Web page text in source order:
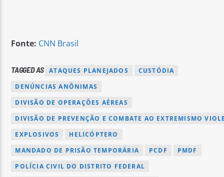
Fonte: CNN Brasil
TAGGED AS ATAQUES PLANEJADOS
CUSTÓDIA
DENÚNCIAS ANÔNIMAS
DIVISÃO DE OPERAÇÕES AÉREAS
DIVISÃO DE PREVENÇÃO E COMBATE AO EXTREMISMO
EXPLOSIVOS
HELICÓPTERO
MANDADO DE PRISÃO TEMPORÁRIA
PCDF
PMDF
POLÍCIA CIVIL DO DISTRITO FEDERAL